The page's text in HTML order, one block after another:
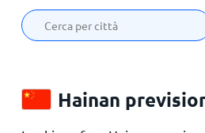
Hainan